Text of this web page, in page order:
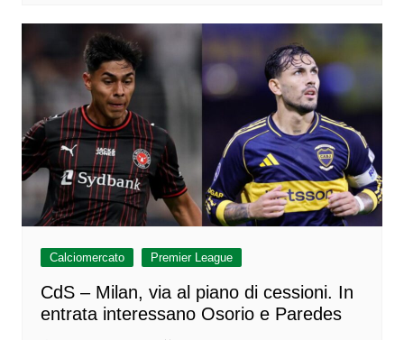
Calciomercato Premier League
CdS – Milan, via al piano di cessioni. In
entrata interessano Osorio e Paredes